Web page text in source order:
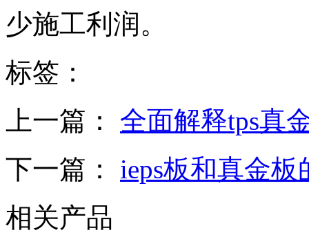
少施工利润。
标签：
上一篇： 全面解释tps真
下一篇： ieps板和真金板
相关产品